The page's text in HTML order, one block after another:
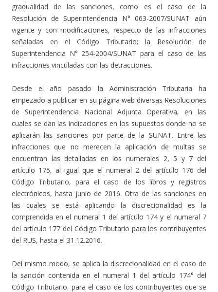
gradualidad de las sanciones, como es el caso de la
Resolución de Superintendencia N° 063-2007/SUNAT aún
vigente y con modificaciones, respecto de las infracciones
señaladas en el Código Tributario; la Resolución de
Superintendencia N° 254-2004/SUNAT para el caso de las
infracciones vinculadas con las detracciones.
Desde el año pasado la Administración Tributaria ha
empezado a publicar en su página web diversas Resoluciones
de Superintendencia Nacional Adjunta Operativa, en las
cuales se dan las indicaciones en los supuestos donde no se
aplicarán las sanciones por parte de la SUNAT. Entre las
infracciones que no merecen la aplicación de multas se
encuentran las detalladas en los numerales 2, 5 y 7 del
artículo 175, al igual que el numeral 2 del artículo 176 del
Código Tributario, para el caso de los libros y registros
electrónicos, hasta junio de 2016. Otra de las sanciones en
las cuales se está aplicando la discrecionalidad es la
comprendida en el numeral 1 del artículo 174 y el numeral 7
del artículo 177 del Código Tributario para los contribuyentes
del RUS, hasta el 31.12.2016.
Del mismo modo, se aplica la discrecionalidad en el caso de
la sanción contenida en el numeral 1 del artículo 174° del
Código Tributario, para el caso de los contribuyentes que se